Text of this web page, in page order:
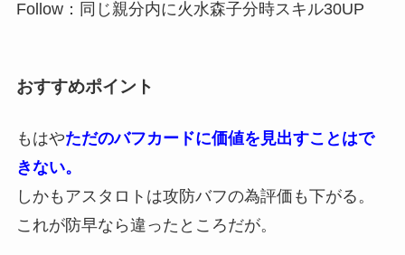
Follow：同じ親分内に火水森子分時スキル30UP
おすすめポイント
もはやただのバフカードに価値を見出すことはで
きない。
しかもアスタロトは攻防バフの為評価も下がる。
これが防早なら違ったところだが。